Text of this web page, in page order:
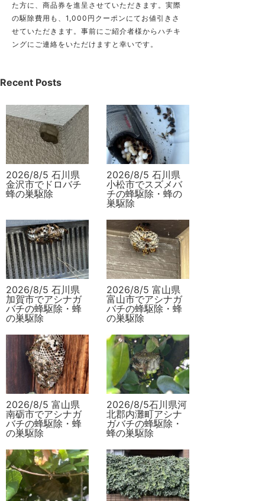
た方に、商品券を進呈させていただきます。実際
の駆除費用も、1,000円クーポンにてお値引きさ
せていただきます。事前にご紹介者様からハチキ
ングにご連絡をいただけますと幸いです。
Recent Posts
2026/8/5 石川県
金沢市でドロバチ
蜂の巣駆除
2026/8/5 石川県
小松市でスズメバ
チの蜂駆除・蜂の
巣駆除
2026/8/5 石川県
加賀市でアシナガ
バチの蜂駆除・蜂
の巣駆除
2026/8/5 富山県
富山市でアシナガ
バチの蜂駆除・蜂
の巣駆除
2026/8/5 富山県
南砺市でアシナガ
バチの蜂駆除・蜂
の巣駆除
2026/8/5石川県河
北郡内灘町アシナ
ガバチの蜂駆除・
蜂の巣駆除